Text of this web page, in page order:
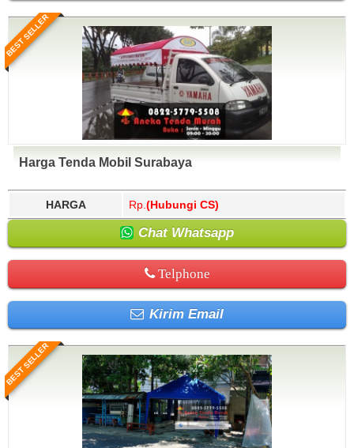
BEST SELLER
Harga Tenda Mobil Surabaya
HARGA Rp. (Hubungi CS)
Chat Whatsapp
Telphone
Kirim Email
BEST SELLER